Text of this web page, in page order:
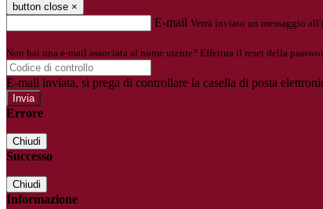
button close ×
E-mail Verrà inviato un messaggio
Non hai una e-mail associata al nome utente? Effettua il reset della
E-mail inviata, si prega di controllare la casella di posta
Errore
Chiudi
Successo
Chiudi
Informazione